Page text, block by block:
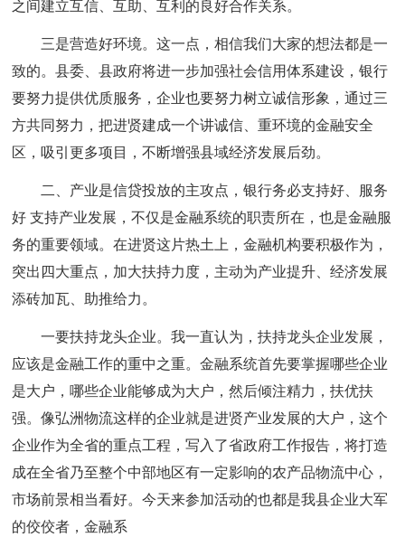
之间建立互信、互助、互利的良好合作关系。
三是营造好环境。这一点，相信我们大家的想法都是一
致的。县委、县政府将进一步加强社会信用体系建设，银行
要努力提供优质服务，企业也要努力树立诚信形象，通过三
方共同努力，把进贤建成一个讲诚信、重环境的金融安全
区，吸引更多项目，不断增强县域经济发展后劲。
二、产业是信贷投放的主攻点，银行务必支持好、服务
好 支持产业发展，不仅是金融系统的职责所在，也是金融服
务的重要领域。在进贤这片热土上，金融机构要积极作为，
突出四大重点，加大扶持力度，主动为产业提升、经济发展
添砖加瓦、助推给力。
一要扶持龙头企业。我一直认为，扶持龙头企业发展，
应该是金融工作的重中之重。金融系统首先要掌握哪些企业
是大户，哪些企业能够成为大户，然后倾注精力，扶优扶
强。像弘洲物流这样的企业就是进贤产业发展的大户，这个
企业作为全省的重点工程，写入了省政府工作报告，将打造
成在全省乃至整个中部地区有一定影响的农产品物流中心，
市场前景相当看好。今天来参加活动的也都是我县企业大军
的佼佼者，金融系